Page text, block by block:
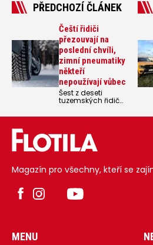
PŘEDCHOZÍ ČLÁNEK
Čeští řidiči
přezouvají na
poslední chvíli,
zimní pneumatiky
někteří
nepoužívají vůbec
Šest z deseti
tuzemských řidičů
pneumatiky až
případně s prvním
sněhem. Část
dokonce
vůbec. Za
přípravu auta na
řidičů nedá více
než 2500 Kč a
Magazín pro všechny, kteří se
MENU